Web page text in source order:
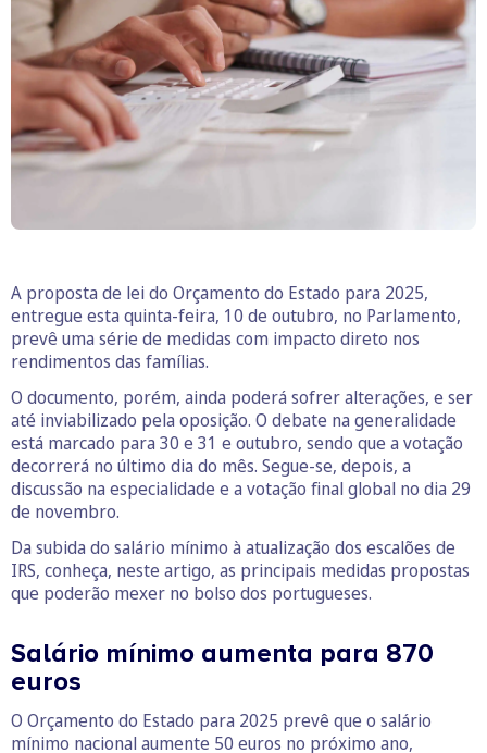
A proposta de lei do Orçamento do Estado para 2025,
entregue esta quinta-feira, 10 de outubro, no Parlamento,
prevê uma série de medidas com impacto direto nos
rendimentos das famílias.
O documento, porém, ainda poderá sofrer alterações, e ser
até inviabilizado pela oposição. O debate na generalidade
está marcado para 30 e 31 e outubro, sendo que a votação
decorrerá no último dia do mês. Segue-se, depois, a
discussão na especialidade e a votação final global no dia 29
de novembro.
Da subida do salário mínimo à atualização dos escalões de
IRS, conheça, neste artigo, as principais medidas propostas
que poderão mexer no bolso dos portugueses.
Salário mínimo aumenta para 870
euros
O Orçamento do Estado para 2025 prevê que o salário
mínimo nacional aumente 50 euros no próximo ano,